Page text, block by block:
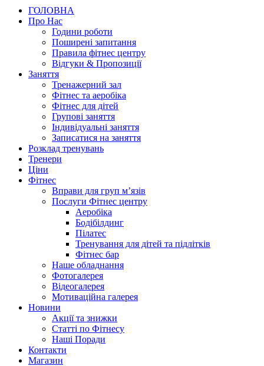
ГОЛОВНА
Про Нас
Години роботи
Поширені запитання
Правила фітнес центру
Відгуки & Пропозиції
Заняття
Тренажерний зал
Фітнес та аеробіка
Фітнес для дітей
Групові заняття
Індивідуальні заняття
Записатися на заняття
Розклад тренувань
Тренери
Ціни
Фітнес
Вправи для груп м’язів
Послуги Фітнес центру
Аеробіка
Бодібілдинг
Пілатес
Тренування для дітей та підлітків
Фітнес бар
Наше обладнання
Фотогалерея
Відеогалерея
Мотиваційна галерея
Новини
Акції та знижки
Статті по Фітнесу
Наші Поради
Контакти
Магазин